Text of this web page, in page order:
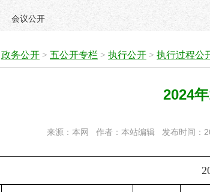
会议公开
政务公开 > 五公开专栏 > 执行公开 > 执行过程公
2024
来源：本网 作者：本站编辑 发布时间：